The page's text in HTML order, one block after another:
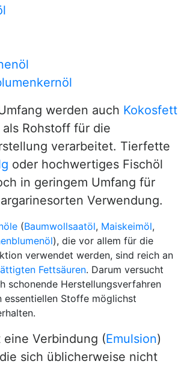
werden auch Kokosfett
als Rohstoff für die
verarbeitet. Tierfette
oder hochwertiges Fischöl
in geringem Umfang für
Verwendung.
(Baumwollsaatöl, Maiskeimöl,
), die vor allem für die
verwendet werden, sind reich an
Fettsäuren. Darum versucht
schonende Herstellungsverfahren
essentiellen Stoffe möglichst
eine Verbindung (Emulsion)
sich üblicherweise nicht